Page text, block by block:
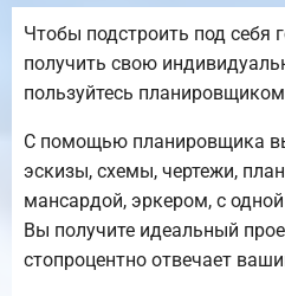
Чтобы подстроить под себя
получить свою
пользуйтесь
С помощью планировщика
эскизы, схемы, чертежи,
мансардой, эркером, с
Вы получите идеальный
стопроцентно отвечает